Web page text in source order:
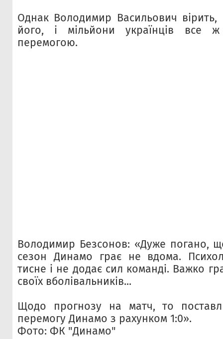
Однак Володимир Васильович
його, і мільйони українців все ж
перемогою.
Володимир Безсонов: «Дуже погано,
сезон Динамо грає не вдома.
тисне і не додає сил команді. Важко
своїх вболівальників...
Щодо прогнозу на матч, то
перемогу Динамо з рахунком 1:0».
Фото: ФК "Динамо"